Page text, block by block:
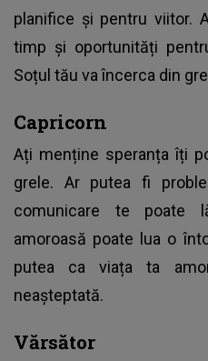
planifice și pentru viitor.
timp și oportunități
Soțul tău va încerca din
Capricorn
Ați menține speranța îți
grele. Ar putea fi
comunicare te poate
amoroasă poate lua o
putea ca viața ta
neașteptată.
Vărsător